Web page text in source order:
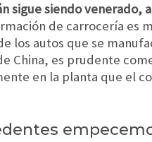
sigue siendo venerado,
de carrocería es
los autos que se
China, es prudente
en la planta que el